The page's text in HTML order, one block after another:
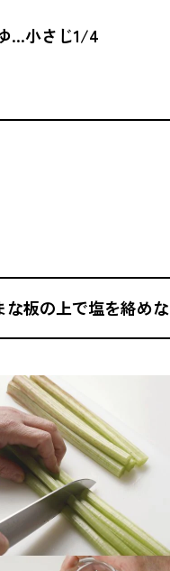
…小さじ1/4
板の上で塩を絡めな